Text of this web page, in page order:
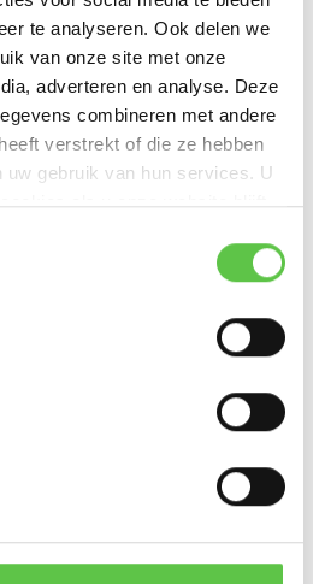
te analyseren. Ook delen we
van onze site met onze
adverteren en analyse. Deze
combineren met andere
verstrekt of die ze hebben
gebruik van hun services. U
als u onze website blijft
reviews
over dit product..